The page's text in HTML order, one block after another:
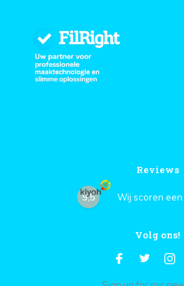
Reviews
9,5 Wij scoren een
Volg ons!